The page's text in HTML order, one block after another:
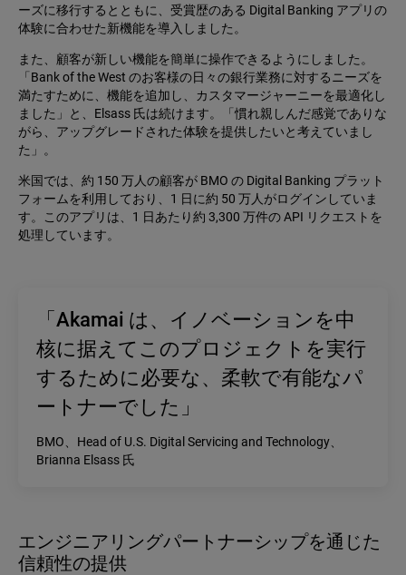
ーズに移行するとともに、受賞歴のある Digital Banking アプリの
体験に合わせた新機能を導入しました。
また、顧客が新しい機能を簡単に操作できるようにしました。
「Bank of the West のお客様の日々の銀行業務に対するニーズを
満たすために、機能を追加し、カスタマージャーニーを最適化し
ました」と、Elsass 氏は続けます。「慣れ親しんだ感覚でありな
がら、アップグレードされた体験を提供したいと考えていまし
た」。
米国では、約 150 万人の顧客が BMO の Digital Banking プラット
フォームを利用しており、1 日に約 50 万人がログインしていま
す。このアプリは、1 日あたり約 3,300 万件の API リクエストを
処理しています。
「Akamai は、イノベーションを中
核に据えてこのプロジェクトを実行
するために必要な、柔軟で有能なパ
ートナーでした」
BMO、Head of U.S. Digital Servicing and Technology、
Brianna Elsass 氏
エンジニアリングパートナーシップを通じた
信頼性の提供